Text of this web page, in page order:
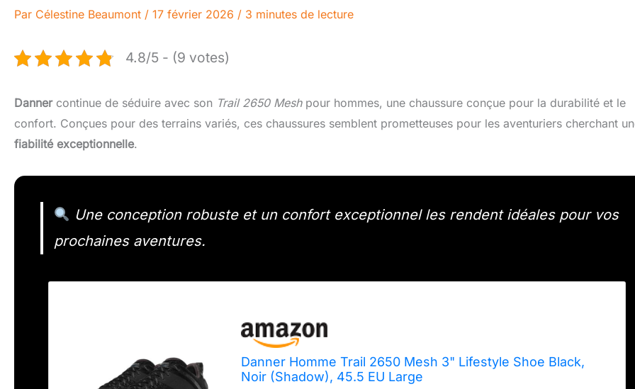
Par Célestine Beaumont / 17 février 2026 / 3 minutes de lecture
4.8/5 - (9 votes)
Dannercontinue de séduire avec son Trail 2650 Meshpour hommes, une chaussure conçue pour la durabilité et le
confort. Conçues pour des terrains variés, ces chaussures semblent prometteuses pour les aventuriers cherchant
fiabilité exceptionnelle.
Une conception robuste et un confort exceptionnel les rendent idéales pour vos
prochaines aventures.
Danner Homme Trail 2650 Mesh 3" Lifestyle Shoe Black,
Noir (Shadow), 45.5 EU Large